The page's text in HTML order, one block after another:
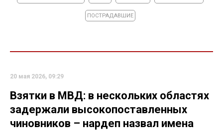
ПОСТРАДАВШИЕ
20 мая 2026, 09:29
Взятки в МВД: в нескольких областях
задержали высокопоставленных
чиновников – нардеп назвал имена